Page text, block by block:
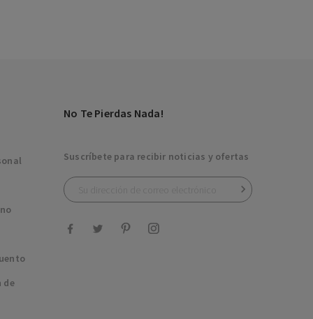
de
No Te Pierdas Nada!
Suscríbete para recibir noticias y ofertas
